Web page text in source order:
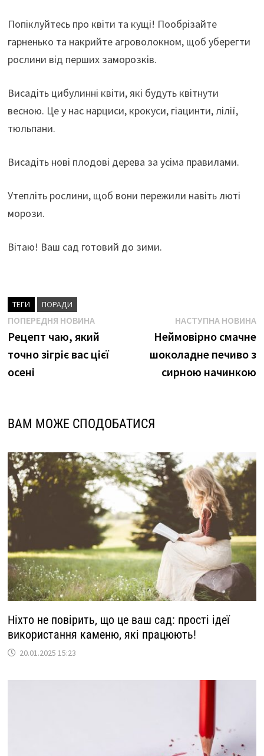
Попіклуйтесь про квіти та кущі! Пообрізайте
гарненько та накрийте агроволокном, щоб уберегти
рослини від перших заморозків.
Висадіть цибулинні квіти, які будуть квітнути
весною. Це у нас нарциси, крокуси, гіацинти, лілії,
тюльпани.
Висадіть нові плодові дерева за усіма правилами.
Утепліть рослини, щоб вони пережили навіть люті
морози.
Вітаю! Ваш сад готовий до зими.
ТЕГИ ПОРАДИ
Навігація
записів
ПОПЕРЕДНЯ НОВИНАПопередня
новина
Рецепт чаю, який
точно зігріє вас цієї
осені
НАСТУПНА НОВИНА
Неймовірно смачне
шоколадне печиво з
сирною начинкою
ВАМ МОЖЕ СПОДОБАТИСЯ
Ніхто не повірить, що це ваш сад: прості ідеї
використання каменю, які працюють!
20.01.2025 15:23